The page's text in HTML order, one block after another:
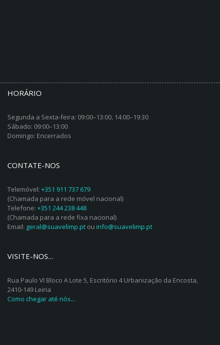
HORÁRIO
Segunda a Sexta-feira: 09:00–13:00, 14:00–19:30
Sábado: 09:00–13:00
Domingo: Encerrados
CONTATE-NOS
Telemóvel: +351 911 737 679
(Chamada para a rede móvel nacional)
Telefone: +351 244 238 448
(Chamada para a rede fixa nacional)
Email: geral@suavelimp.pt ou info@suavelimp.pt
VISITE-NOS…
Rua Paulo VI Bloco A Lote 5, Escritório 4 Urbanização da Encosta,
2410-149 Leiria
Como chegar até nós...